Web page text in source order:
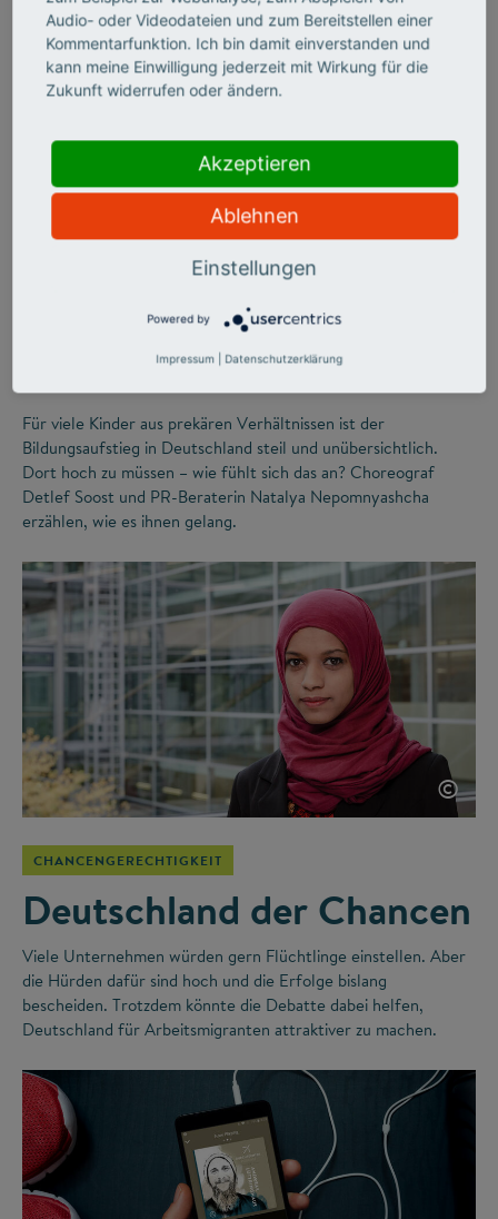
CHANCENGERECHTIGKEIT
Tanz dich frei!
Für viele Kinder aus prekären Verhältnissen ist der
Bildungsaufstieg in Deutschland steil und unübersichtlich.
Dort hoch zu müssen – wie fühlt sich das an? Choreograf
Detlef Soost und PR-Beraterin Natalya Nepomnyashcha
erzählen, wie es ihnen gelang.
©
CHANCENGERECHTIGKEIT
Deutschland der Chancen
Viele Unternehmen würden gern Flüchtlinge einstellen. Aber
die Hürden dafür sind hoch und die Erfolge bislang
bescheiden. Trotzdem könnte die Debatte dabei helfen,
Deutschland für Arbeitsmigranten attraktiver zu machen.
Audio- oder Videodateien und zum Bereitstellen einer
Kommentarfunktion. Ich bin damit einverstanden und
kann meine Einwilligung jederzeit mit Wirkung für die
Zukunft widerrufen oder ändern.
Akzeptieren
Ablehnen
Einstellungen
Powered by
Impressum Datenschutzerklärung